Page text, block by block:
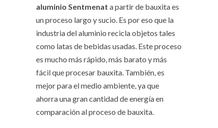
aluminio Sentmenat a partir de bauxita es
un proceso largo y sucio. Es por eso que la
industria del aluminio recicla objetos tales
como latas de bebidas usadas. Este proceso
es mucho más rápido, más barato y más
fácil que procesar bauxita. También, es
mejor para el medio ambiente, ya que
ahorra una gran cantidad de energía en
comparación al proceso de bauxita.